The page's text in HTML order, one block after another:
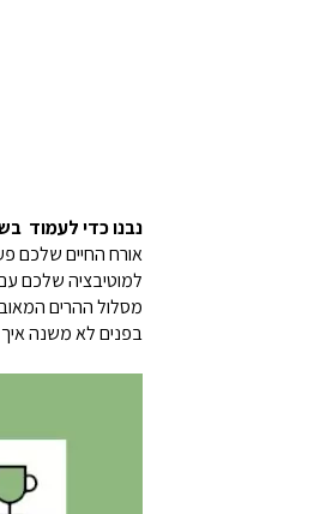
נבנו כדי לעמוד
בפנים לא משנה איך